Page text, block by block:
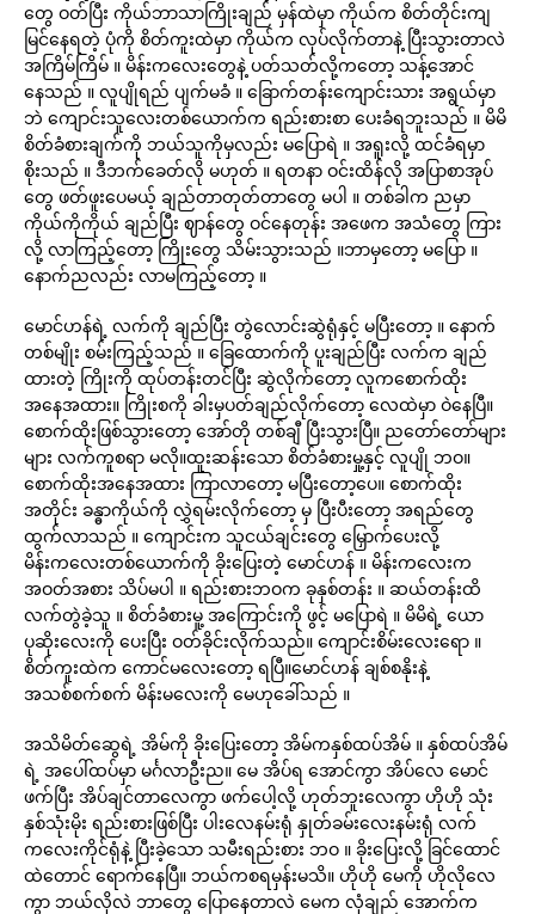
တွေ ဝတ်ပြီး ကိုယ်ဘာသာကြိုးချည် မှန်ထဲမှာ ကိုယ်က စိတ်တိုင်းကျ
မြင်နေရတဲ့ ပုံကို စိတ်ကူးထဲမှာ ကိုယ်က လုပ်လိုက်တာနဲ့ ပြီးသွားတာလဲ
အကြိမ်ကြိမ် ။ မိန်းကလေးတွေနဲ့ ပတ်သတ်လို့ကတော့ သန့်အောင်
နေသည် ။ လူပျိုရည် ပျက်မခံ ။ ခြောက်တန်းကျောင်းသား အရွယ်မှာ
ဘဲ ကျောင်းသူလေးတစ်ယောက်က ရည်းစားစာ ပေးခံရဘူးသည် ။ မိမိ
စိတ်ခံစားချက်ကို ဘယ်သူကိုမှလည်း မပြောရဲ ။ အရူးလို့ ထင်ခံရမှာ
စိုးသည် ။ ဒီဘက်ခေတ်လို မဟုတ် ။ ရတနာ ဝင်းထိန်လို အပြာစာအုပ်
တွေ ဖတ်ဖူးပေမယ့် ချည်တာတုတ်တာတွေ မပါ ။ တစ်ခါက ညမှာ
ကိုယ်ကိုကိုယ် ချည်ပြီး ဈာန်တွေ ဝင်နေတုန်း အဖေက အသံတွေ ကြား
လို့ လာကြည့်တော့ ကြိုးတွေ သိမ်းသွားသည် ။ဘာမှတော့ မပြော ။
နောက်ညလည်း လာမကြည့်တော့ ။
မောင်ဟန်ရဲ့ လက်ကို ချည်ပြီး တွဲလောင်းဆွဲရုံနှင့် မပြီးတော့ ။ နောက်
တစ်မျိုး စမ်းကြည့်သည် ။ ခြေထောက်ကို ပူးချည်ပြီး လက်က ချည်
ထားတဲ့ ကြိုးကို ထုပ်တန်းတင်ပြီး ဆွဲလိုက်တော့ လူကစောက်ထိုး
အနေအထား။ ကြိုးစကို ခါးမှပတ်ချည်လိုက်တော့ လေထဲမှာ ဝဲနေပြီ။
စောက်ထိုးဖြစ်သွားတော့ အော်တို တစ်ချီ ပြီးသွားပြီ။ ညတော်တော်များ
များ လက်ကူစရာ မလို။ထူးဆန်းသော စိတ်ခံစားမှု့နှင့် လူပျို ဘဝ။
စောက်ထိုးအနေအထား ကြာလာတော့ မပြီးတော့ပေ။ စောက်ထိုး
အတိုင်း ခန္ဓာကိုယ်ကို လွှဲရမ်းလိုက်တော့ မှ ပြီးပီးတော့ အရည်တွေ
ထွက်လာသည် ။ ကျောင်းက သူငယ်ချင်းတွေ မြှောက်ပေးလို့
မိန်းကလေးတစ်ယောက်ကို ခိုးပြေးတဲ့ မောင်ဟန် ။ မိန်းကလေးက
အဝတ်အစား သိပ်မပါ ။ ရည်းစားဘဝက ခုနှစ်တန်း ။ ဆယ်တန်းထိ
လက်တွဲခဲ့သူ ။ စိတ်ခံစားမူ့ အကြောင်းကို ဖွင့် မပြောရဲ ။ မိမိရဲ့ ယော
ပုဆိုးလေးကို ပေးပြီး ဝတ်ခိုင်းလိုက်သည်။ ကျောင်းစိမ်းလေးရော ။
စိတ်ကူးထဲက ကောင်မလေးတော့ ရပြီ။မောင်ဟန် ချစ်စနိုးနဲ့
အသစ်စက်စက် မိန်းမလေးကို မေဟုခေါ်သည် ။
အသိမိတ်ဆွေရဲ့ အိမ်ကို ခိုးပြေးတော့ အိမ်ကနှစ်ထပ်အိမ် ။ နှစ်ထပ်အိမ်
ရဲ့ အပေါ်ထပ်မှာ မင်္ဂလာဦးည။ မေ အိပ်ရ အောင်ကွာ အိပ်လေ မောင်
ဖက်ပြီး အိပ်ချင်တာလေကွာ ဖက်ပေါ့လို့ ဟုတ်ဘူးလေကွာ ဟိုဟို သုံး
နှစ်သုံးမိုး ရည်းစားဖြစ်ပြီး ပါးလေနမ်းရုံ နှုတ်ခမ်းလေးနမ်းရုံ လက်
ကလေးကိုင်ရုံနဲ့ ပြီးခဲ့သော သမီးရည်းစား ဘဝ ။ ခိုးပြေးလို့ ခြင်ထောင်
ထဲတောင် ရောက်နေပြီ။ ဘယ်ကစရမှန်းမသိ။ ဟိုဟို မေကို ဟိုလိုလေ
ကွာ ဘယ်လိုလဲ ဘာတွေ ပြောနေတာလဲ မေက လုံချည် အောက်က